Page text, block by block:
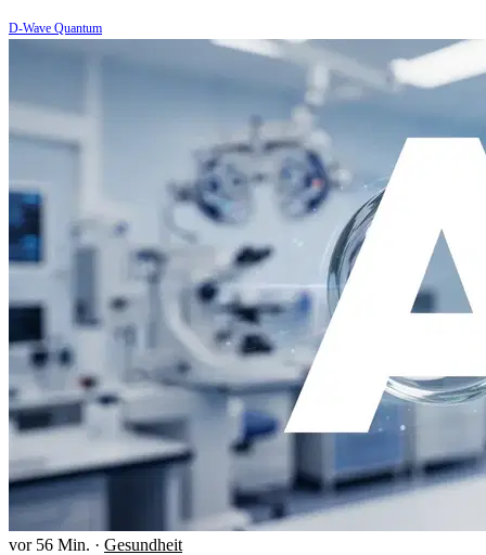
D-Wave Quantum
vor 56 Min. · Gesundheit